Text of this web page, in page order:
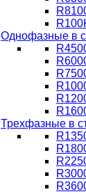
Однофазные в
Трехфазные в